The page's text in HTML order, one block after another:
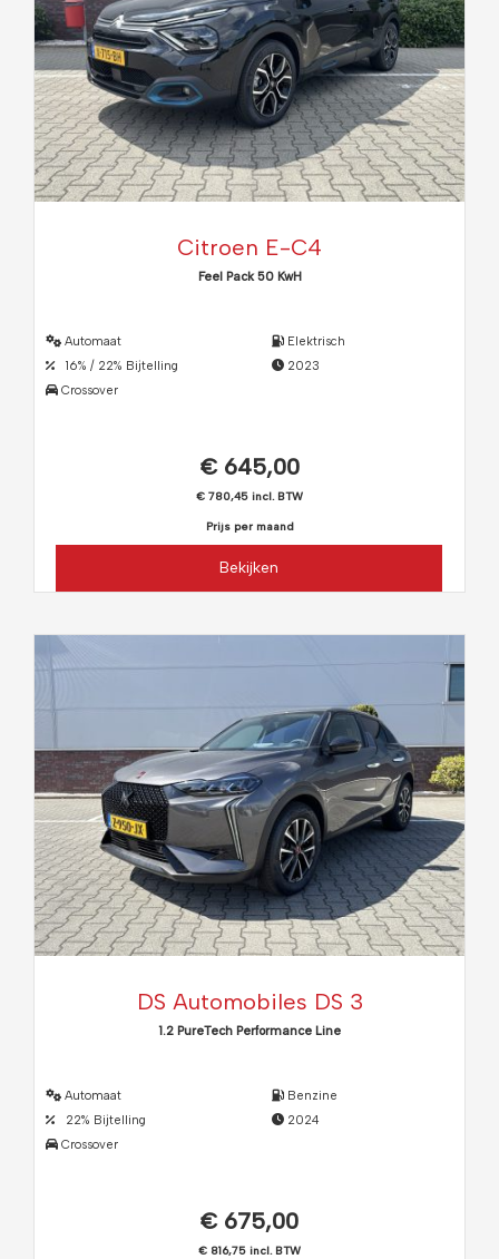
Citroen E-C4
Feel Pack 50 KwH
Automaat
16% / 22% Bijtelling
Crossover
Elektrisch
2023
€ 645,00
€ 780,45 incl. BTW
Prijs per maand
Bekijken
DS Automobiles DS 3
1.2 PureTech Performance Line
Automaat
22% Bijtelling
Crossover
Benzine
2024
€ 675,00
€ 816,75 incl. BTW